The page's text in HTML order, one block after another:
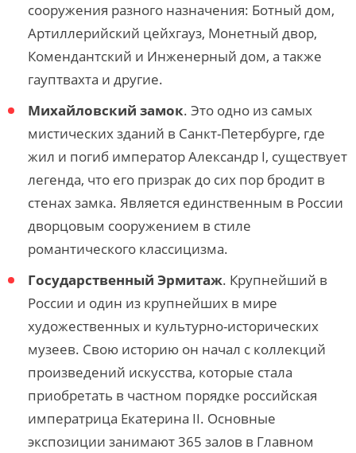
сооружения разного назначения: Ботный дом,
Артиллерийский цейхгауз, Монетный двор,
Комендантский и Инженерный дом, a также
гауптвахта и другие.
Михайловский замок. Это одно из самых
мистических зданий в Санкт-Петербурге, где
жил и погиб император Александр I, существует
легенда, что его призрак до сих пор бродит в
стенах замка. Является единственным в России
дворцовым сооружением в стиле
романтического классицизма.
Государственный Эрмитаж. Крупнейший в
России и один из крупнейших в мире
художественных и культурно-исторических
музеев. Свою историю он начал с коллекций
произведений искусства, которые стала
приобретать в частном порядке российская
императрица Екатерина II. Основные
экспозиции занимают 365 залов в Главном